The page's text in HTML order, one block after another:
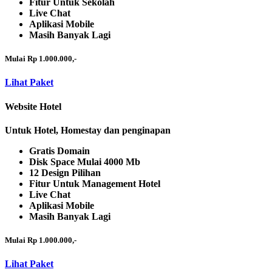
Fitur Untuk Sekolah
Live Chat
Aplikasi Mobile
Masih Banyak Lagi
Mulai Rp 1.000.000,-
Lihat Paket
Website Hotel
Untuk Hotel, Homestay dan penginapan
Gratis Domain
Disk Space Mulai 4000 Mb
12 Design Pilihan
Fitur Untuk Management Hotel
Live Chat
Aplikasi Mobile
Masih Banyak Lagi
Mulai Rp 1.000.000,-
Lihat Paket